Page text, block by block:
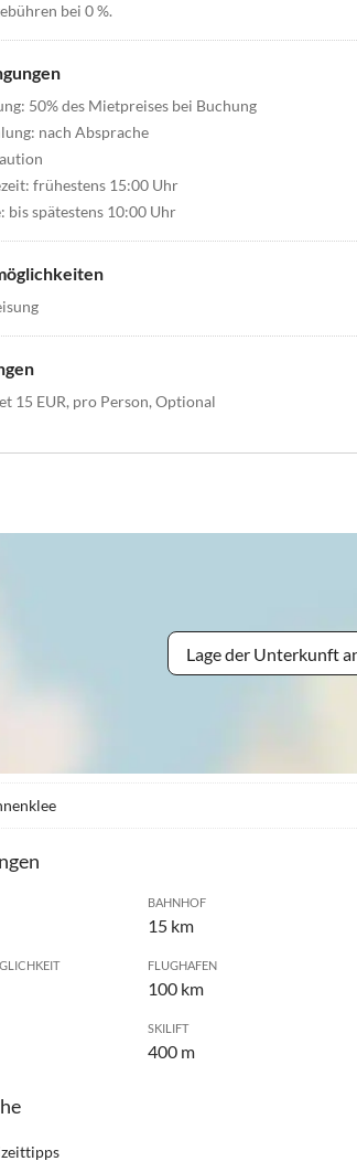
bei 0 %.
50% des Mietpreises bei Buchung
nach Absprache
frühestens 15:00 Uhr
bis spätestens 10:00 Uhr
15 EUR, pro Person, Optional
Lage der Unterkunft
BAHNHOF
15 km
FLUGHAFEN
100 km
SKILIFT
400 m